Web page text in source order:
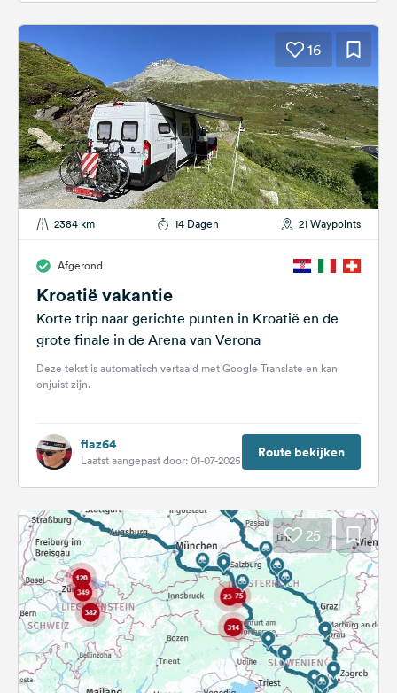
16
2384 km 14 Dagen 21 Waypoints
Afgerond
Kroatië vakantie
Korte trip naar gerichte punten in Kroatië en de
grote finale in de Arena van Verona
Deze tekst is automatisch vertaald met Google Translate en kan
onjuist zijn.
flaz64
Laatst aangepast door: 01-07-2025 Route bekijken
25